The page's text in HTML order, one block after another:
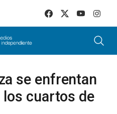
se enfrentan
los cuartos de